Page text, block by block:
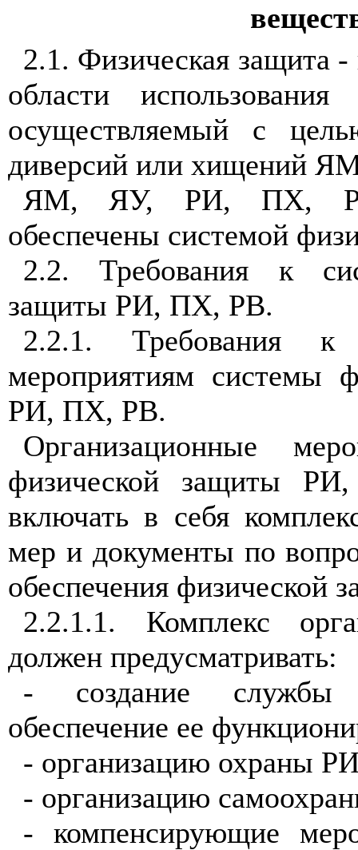
2.1. Физическая защита -
области
осуществляемый с
диверсий или хищений
ЯМ, ЯУ, РИ, ПХ,
обеспечены системой
2.2. Требования к
защиты РИ, ПХ, РВ.
2.2.1. Требования к
мероприятиям системы
РИ, ПХ, РВ.
Организационные
физической защиты
включать в себя
мер и документы по
обеспечения
2.2.1.1. Комплекс
должен предусматривать:
- создание службы
обеспечение ее
- организацию охраны
- организацию
- компенсирующие